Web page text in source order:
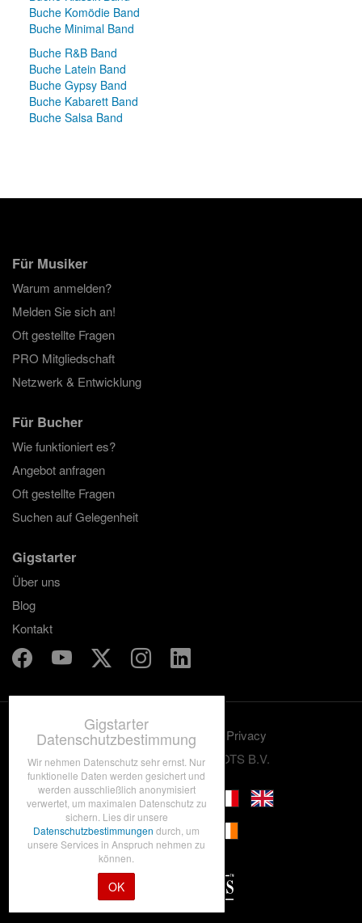
Buche Komödie Band
Buche Minimal Band
Buche R&B Band
Buche Latein Band
Buche Gypsy Band
Buche Kabarett Band
Buche Salsa Band
Für Musiker
Warum anmelden?
Melden Sie sich an!
Oft gestellte Fragen
PRO Mitgliedschaft
Netzwerk & Entwicklung
Für Bucher
Wie funktioniert es?
Angebot anfragen
Oft gestellte Fragen
Suchen auf Gelegenheit
Gigstarter
Über uns
Blog
Kontakt
Benutzungskonditionen
Privacy
© 2012-2026 GRASSROOTS B.V.
Gigstarter
Datenschutzbestimmung
Wir nehmen Datenschutz sehr ernst. Nur
funktionelle Daten werden gesichert und
werden ausschließlich anonymisiert
verwertet, um maximalen Datenschutz zu
sichern. Lies dir unsere
Datenschutzbestimmungendurch, um
unsere Services in Anspruch nehmen zu
können.
OK